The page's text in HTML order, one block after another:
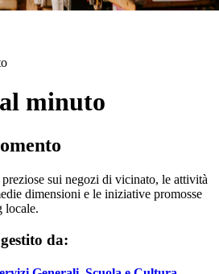
minuto
sui negozi di vicinato, le attività
dimensioni e le iniziative promosse
locale.
da: